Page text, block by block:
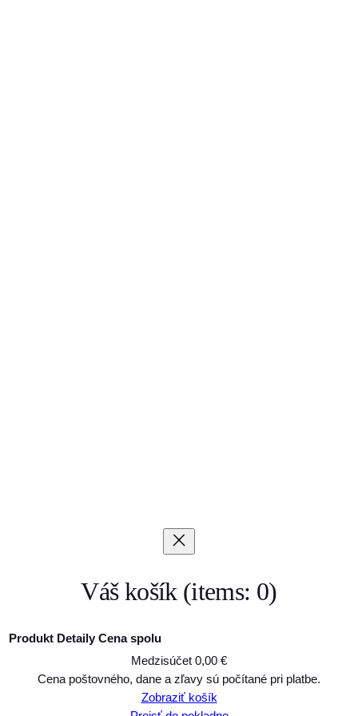
Váš košík (items: 0)
Produkty
Produkt Detaily Cena spolu
Medzisúčet 0,00 €
Cena poštovného, dane a zľavy sú počítané pri platbe.
Zobraziť košík